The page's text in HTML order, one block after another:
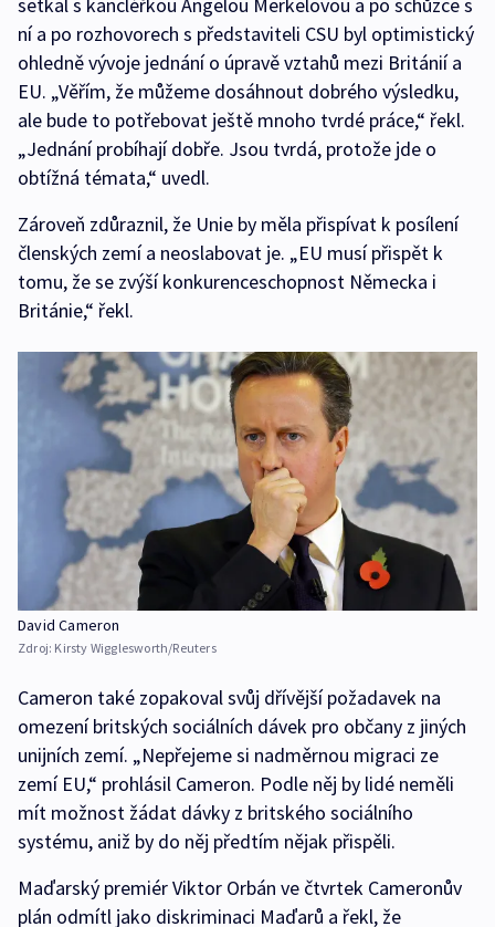
setkal s kancléřkou Angelou Merkelovou a po schůzce s
ní a po rozhovorech s představiteli CSU byl optimistický
ohledně vývoje jednání o úpravě vztahů mezi Británií a
EU. „Věřím, že můžeme dosáhnout dobrého výsledku,
ale bude to potřebovat ještě mnoho tvrdé práce,“ řekl.
„Jednání probíhají dobře. Jsou tvrdá, protože jde o
obtížná témata,“ uvedl.
Zároveň zdůraznil, že Unie by měla přispívat k posílení
členských zemí a neoslabovat je. „EU musí přispět k
tomu, že se zvýší konkurenceschopnost Německa i
Británie,“ řekl.
David Cameron
Zdroj: Kirsty Wigglesworth/Reuters
Cameron také zopakoval svůj dřívější požadavek na
omezení britských sociálních dávek pro občany z jiných
unijních zemí. „Nepřejeme si nadměrnou migraci ze
zemí EU,“ prohlásil Cameron. Podle něj by lidé neměli
mít možnost žádat dávky z britského sociálního
systému, aniž by do něj předtím nějak přispěli.
Maďarský premiér Viktor Orbán ve čtvrtek Cameronův
plán odmítl jako diskriminaci Maďarů a řekl, že